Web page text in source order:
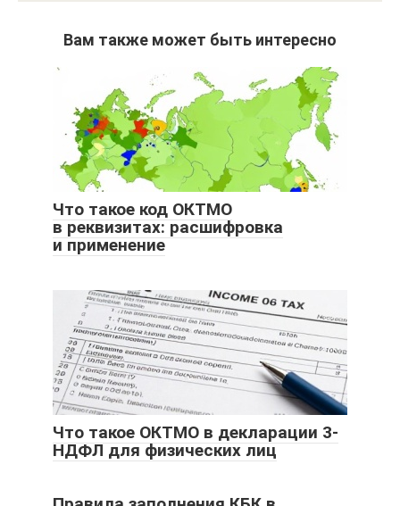
Вам также может быть интересно
Что такое код ОКТМО
в реквизитах: расшифровка
и применение
Что такое ОКТМО в декларации 3-
НДФЛ для физических лиц